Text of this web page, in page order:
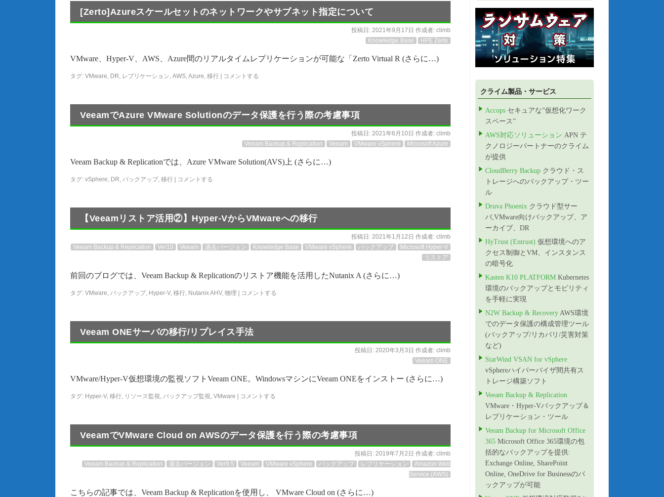
[Zerto]Azureスケールセットのネットワークやサブネット指定について
投稿日: 2021年9月17日 作成者: climb
Knowledge Base
HPE Zerto
VMware、Hyper-V、AWS、Azure間のリアルタイムレプリケーションが可能な「Zerto Virtual R (さらに…)
タグ: VMware, DR, レプリケーション, AWS,Azure, 移行 | コメントする
VeeamでAzure VMware Solutionのデータ保護を行う際の考慮事項
投稿日: 2021年6月10日 作成者: climb
Veeam Backup & Replication
Veeam VMware vSphere Microsoft Azure
Veeam Backup & Replicationでは、Azure VMware Solution(AVS)上 (さらに…)
タグ: vSphere, DR, バックアップ, 移行 | コメントする
【Veeamリストア活用②】Hyper-VからVMwareへの移行
投稿日: 2021年1月12日 作成者: climb
Veeam Backup & Replication
Ver10 Veeam 過去バージョン Knowledge Base VMware vSphere バックアップ
Microsoft Hyper-V
リストア
前回のブログでは、Veeam Backup & Replicationのリストア機能を活用したNutanix A (さらに…)
タグ: VMware, バックアップ, Hyper-V, 移行, Nutanix AHV, 物理 | コメントする
Veeam ONEサーバの移行/リプレイス手法
投稿日: 2020年3月3日 作成者: climb
Veeam ONE
VMware/Hyper-V仮想環境の監視ソフトVeeam ONE。WindowsマシンにVeeam ONEをインストー (さらに…)
タグ: Hyper-V, 移行, リソース監視, バックアップ監視, VMware | コメントする
VeeamでVMware Cloud on AWSのデータ保護を行う際の考慮事項
投稿日: 2019年7月2日 作成者: climb
Veeam Backup & Replication
過去バージョン Ver9.5 Veeam VMware vSphere バックアップ レプリケーション
Amazon Web
Service (AWS)
こちらの記事では、Veeam Backup & Replicationを使用し、 VMware Cloud on (さらに…)
クライム製品・サービス
Accops セキュアな”仮想化ワーク
スペース”
AWS対応ソリューション APN テ
クノロジーパートナーのクライム
が提供
CloudBerry Backup クラウド・ス
トレージへのバックアップ・ツー
ル
Druva Phoenix クラウド型サー
バ,VMware向けバックアップ、ア
ーカイブ、DR
HyTrust (Entrust) 仮想環境へのア
クセス制御とVM、インスタンス
の暗号化
Kasten K10 PLATFORM Kubernetes
環境のバックアップとモビリティ
を手軽に実現
N2W Backup & Recovery AWS環境
でのデータ保護の構成管理ツール
(バックアップ/リカバリ/災害対策
など)
StarWind VSAN for vSphere
vSphereハイパーバイザ間共有ス
トレージ構築ソフト
Veeam Backup & Replication
VMware・Hyper-Vバックアップ＆
レプリケーション・ツール
Veeam Backup for Microsoft Office
365 Microsoft Office 365環境の包
括的なバックアップを提供:
Exchange Online, SharePoint
Online, OneDrive for Businessのバ
ックアップが可能